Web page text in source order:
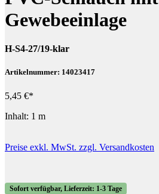
Gewebeeinlage
H-S4-27/19-klar
Artikelnummer: 14023417
5,45 €*
Inhalt: 1 m
Preise exkl. MwSt. zzgl. Versandkosten
Sofort verfügbar, Lieferzeit: 1-3 Tage